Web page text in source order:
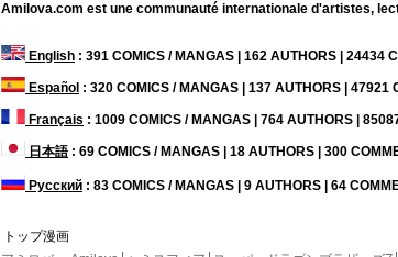
Amilova.com est une communauté internationale d'artistes,
English : 391 COMICS / MANGAS | 162 AUTHORS | 24434
Español : 320 COMICS / MANGAS | 137 AUTHORS | 47921
Français : 1009 COMICS / MANGAS | 764 AUTHORS |
日本語: 69 COMICS / MANGAS | 18 AUTHORS | 300
Русский : 83 COMICS / MANGAS | 9 AUTHORS | 64
トップ漫画